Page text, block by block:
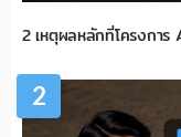
2 เหตุผลหลักที่โครงการ
2